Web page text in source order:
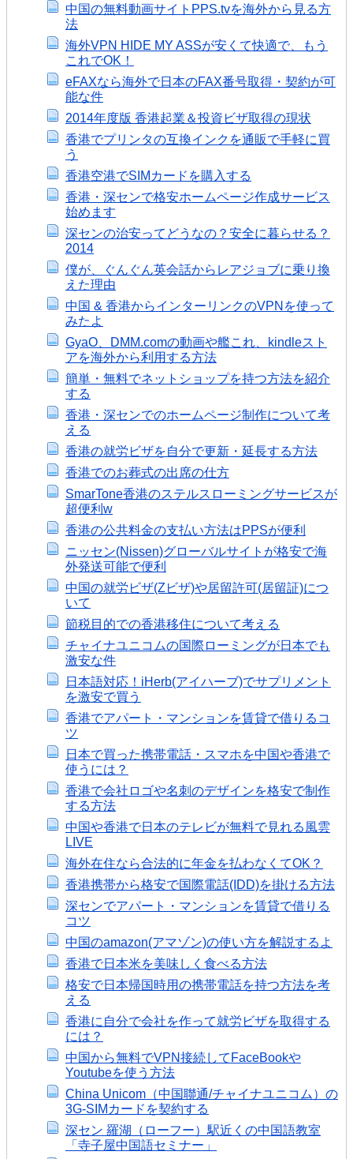
中国の無料動画サイトPPS.tvを海外から見る方
法
海外VPN HIDE MY ASSが安くて快適で、もう
これでOK！
eFAXなら海外で日本のFAX番号取得・契約が可
能な件
2014年度版 香港起業＆投資ビザ取得の現状
香港でプリンタの互換インクを通販で手軽に買
う
香港空港でSIMカードを購入する
香港・深センで格安ホームページ作成サービス
始めます
深センの治安ってどうなの？安全に暮らせる？
2014
僕が、ぐんぐん英会話からレアジョブに乗り換
えた理由
中国 & 香港からインターリンクのVPNを使って
みたよ
GyaO、DMM.comの動画や艦これ、kindleスト
アを海外から利用する方法
簡単・無料でネットショップを持つ方法を紹介
する
香港・深センでのホームページ制作について考
える
香港の就労ビザを自分で更新・延長する方法
香港でのお葬式の出席の仕方
SmarTone香港のステルスローミングサービスが
超便利w
香港の公共料金の支払い方法はPPSが便利
ニッセン(Nissen)グローバルサイトが格安で海
外発送可能で便利
中国の就労ビザ(Zビザ)や居留許可(居留証)につ
いて
節税目的での香港移住について考える
チャイナユニコムの国際ローミングが日本でも
激安な件
日本語対応！iHerb(アイハーブ)でサプリメント
を激安で買う
香港でアパート・マンションを賃貸で借りるコ
ツ
日本で買った携帯電話・スマホを中国や香港で
使うには？
香港で会社ロゴや名刺のデザインを格安で制作
する方法
中国や香港で日本のテレビが無料で見れる風雲
LIVE
海外在住なら合法的に年金を払わなくてOK？
香港携帯から格安で国際電話(IDD)を掛ける方法
深センでアパート・マンションを賃貸で借りる
コツ
中国のamazon(アマゾン)の使い方を解説するよ
香港で日本米を美味しく食べる方法
格安で日本帰国時用の携帯電話を持つ方法を考
える
香港に自分で会社を作って就労ビザを取得する
には？
中国から無料でVPN接続してFaceBookや
Youtubeを使う方法
China Unicom（中国聯通/チャイナユニコム）の
3G-SIMカードを契約する
深セン 羅湖（ローフー）駅近くの中国語教室
「寺子屋中国語セミナー」